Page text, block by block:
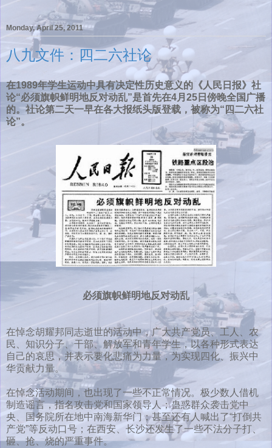
Monday, April 25, 2011
八九文件：四二六社论
在1989年学生运动中具有决定性历史意义的《人民日报》社
论“必须旗帜鲜明地反对动乱”是首先在4月25日傍晚全国广播
的。社论第二天一早在各大报纸头版登载，被称为“四二六社
论”。
必须旗帜鲜明地反对动乱
在悼念胡耀邦同志逝世的活动中，广大共产党员、工人、农
民、知识分子、干部、解放军和青年学生，以各种形式表达
自己的哀思，并表示要化悲痛为力量，为实现四化、振兴中
华贡献力量。
在悼念活动期间，也出现了一些不正常情况。极少数人借机
制造谣言，指名攻击党和国家领导人；蛊惑群众袭击党中
央、国务院所在地中南海新华门；甚至还有人喊出了“打倒共
产党”等反动口号；在西安、长沙还发生了一些不法分子打、
砸、抢、烧的严重事件。